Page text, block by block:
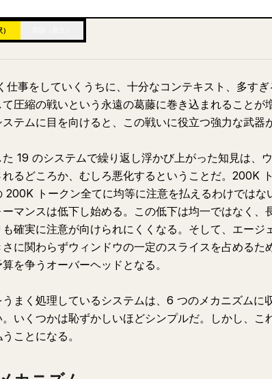
仕事をしていくうちに、十分なコンテキスト、多す
圧縮の戦いという永遠の葛藤に巻き込まれることが
テムに目を向けると、この戦いに役立つ強力な武器
19 のシステムで繰り返し浮かび上がった知見は、
れるどころか、むしろ悪化するということだ。200K
200K トークン全てに均等に注意を払えるわけでは
マンスは低下し始める。この低下は均一ではなく、
確実に注意が向けられにくくなる。そして、エージ
さに関わらずウィンドウの一定のスライスを占めるた
を争うオーバーヘッドとなる。
うまく処理しているシステムは、6 つのメカニズムに
。いくつかは恥ずかしいほどシンプルだ。しかし、こ
ことになる。